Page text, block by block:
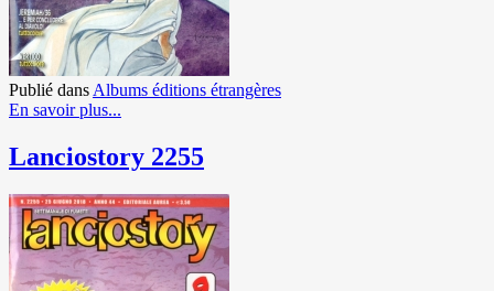
Publié dans Albums éditions étrangères
En savoir plus...
Lanciostory 2255